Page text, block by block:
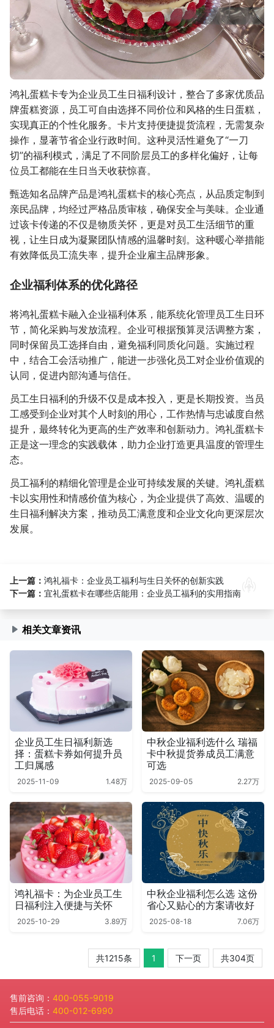
鸿礼蛋糕卡专为企业员工生日福利设计，整合了多家优质品
牌蛋糕资源，员工可自由选择不同价位和风格的生日蛋糕，
实现真正的个性化服务。卡片支持便捷提货流程，无需复杂
操作，显著节省企业行政时间。这种灵活性避免了“一刀
切”的福利模式，满足了不同阶层员工的多样化偏好，让每
位员工都能在生日当天收获惊喜。
甄选知名品牌产品是鸿礼蛋糕卡的核心亮点，从品质定制到
亲民品牌，均经过严格品质审核，确保安全与美味。企业通
过该卡传递的不仅是物质关怀，更是对员工生活细节的重
视，让生日成为凝聚团队情感的温馨时刻。这种暖心举措能
有效降低员工流失率，提升企业雇主品牌形象。
企业福利体系的优化路径
将鸿礼蛋糕卡融入企业福利体系，能系统化管理员工生日环
节，简化采购与发放流程。企业可根据预算灵活调整方案，
同时保留员工选择自由，避免福利同质化问题。实施过程
中，结合工会活动推广，能进一步强化员工对企业价值观的
认同，促进内部沟通与信任。
员工生日福利的升级不仅是成本投入，更是长期投资。当员
工感受到企业对其个人时刻的用心，工作热情与忠诚度自然
提升，最终转化为更高的生产效率和创新动力。鸿礼蛋糕卡
正是这一理念的实践载体，助力企业打造更具温度的管理生
态。
员工福利的精细化管理是企业可持续发展的关键。鸿礼蛋糕
卡以实用性和情感价值为核心，为企业提供了高效、温暖的
生日福利解决方案，推动员工满意度和企业文化向更深层次
发展。
上一篇： 鸿礼福卡：企业员工福利与生日关怀的创新实践
下一篇： 宜礼蛋糕卡在哪些店能用：企业员工福利的实用指南
相关文章资讯
企业员工生日福利新选
择：蛋糕卡券如何提升员
工归属感
2025-11-09 1.48万
中秋企业福利选什么 瑞福
卡中秋提货券成员工满意
可选
2025-09-05 2.27万
鸿礼福卡：为企业员工生
日福利注入便捷与关怀
2025-10-29 3.89万
中秋企业福利怎么选 这份
省心又贴心的方案请收好
2025-08-18 7.06万
共1215条 1 下一页 共304页
售前咨询： 400-055-9019
售后电话： 400-012-6990